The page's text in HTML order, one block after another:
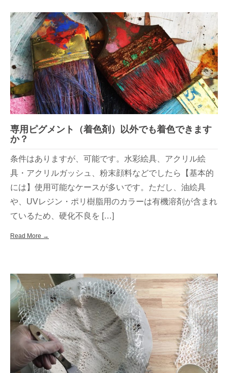
専用ピグメント（着色剤）以外でも着色できます
か？
条件はありますが、可能です。水彩絵具、アクリル絵
具・アクリルガッシュ、粉末顔料などでしたら【基本的
には】使用可能なケースが多いです。ただし、油絵具
や、UVレジン・ポリ樹脂用のカラーは有機溶剤が含まれ
ているため、硬化不良を […]
Read More →